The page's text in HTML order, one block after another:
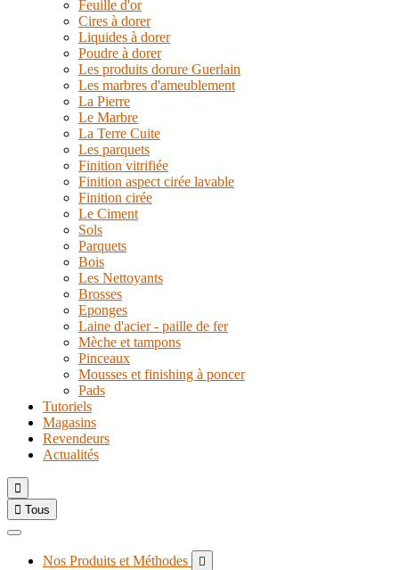
Feuille d'or
Cires à dorer
Liquides à dorer
Poudre à dorer
Les produits dorure Guerlain
Les marbres d'ameublement
La Pierre
Le Marbre
La Terre Cuite
Les parquets
Finition vitrifiée
Finition aspect cirée lavable
Finition cirée
Le Ciment
Sols
Parquets
Bois
Les Nettoyants
Brosses
Eponges
Laine d'acier - paille de fer
Mèche et tampons
Pinceaux
Mousses et finishing à poncer
Pads
Tutoriels
Magasins
Revendeurs
Actualités

 Tous
Nos Produits et Méthodes 